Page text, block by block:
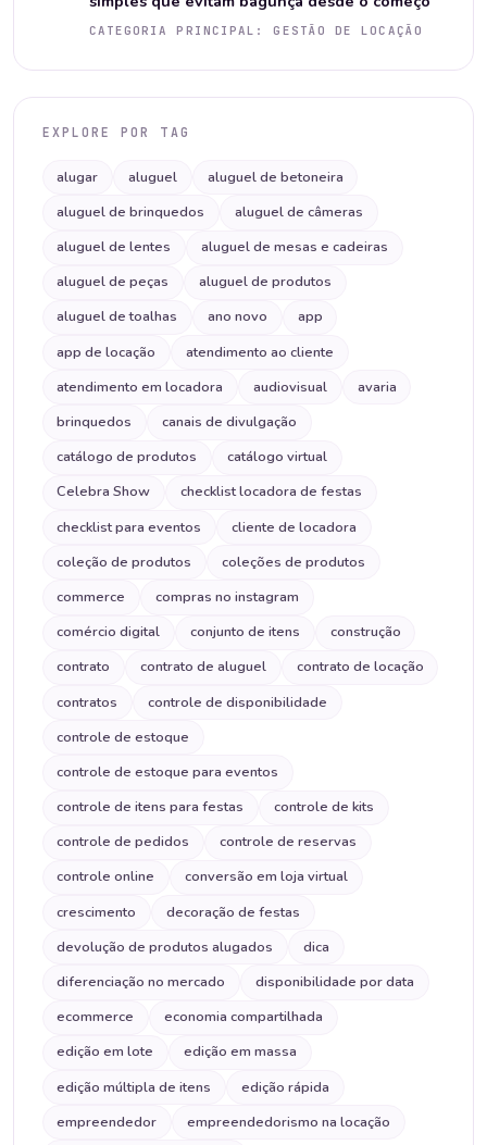
CATEGORIA PRINCIPAL: GESTÃO DE LOCAÇÃO
EXPLORE POR TAG
alugar aluguel
aluguel de betoneira
aluguel de brinquedos
aluguel de câmeras
aluguel de lentes
aluguel de mesas e cadeiras
aluguel de peças
aluguel de produtos
aluguel de toalhas
ano novo
app
app de locação
atendimento ao cliente
atendimento em locadora
audiovisual
avaria
brinquedos
canais de divulgação
catálogo de produtos
catálogo virtual
Celebra Show
checklist locadora de festas
checklist para eventos
cliente de locadora
coleção de produtos
coleções de produtos
commerce
compras no instagram
comércio digital
conjunto de itens
construção
contrato
contrato de aluguel
contrato de locação
contratos
controle de disponibilidade
controle de estoque
controle de estoque para eventos
controle de itens para festas
controle de kits
controle de pedidos
controle de reservas
controle online
conversão em loja virtual
crescimento
decoração de festas
devolução de produtos alugados
dica
diferenciação no mercado
disponibilidade por data
ecommerce
economia compartilhada
edição em lote
edição em massa
edição múltipla de itens
edição rápida
empreendedor
empreendedorismo na locação